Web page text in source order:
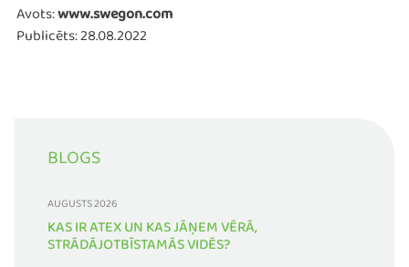
BLOGS
AUGUSTS 2026
KAS IR ATEX UN KAS JĀŅEM VĒRĀ,
STRĀDĀJOTBĪSTAMĀS VIDĒS?
Avots:www.swegon.com
Publicēts: 28.08.2022